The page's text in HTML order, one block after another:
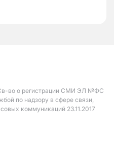
во о регистрации СМИ ЭЛ №ФС
по надзору в сфере связи,
коммуникаций 23.11.2017